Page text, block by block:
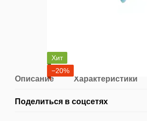
Хит
−20%
Описание Характеристики
Поделиться в соцсетях